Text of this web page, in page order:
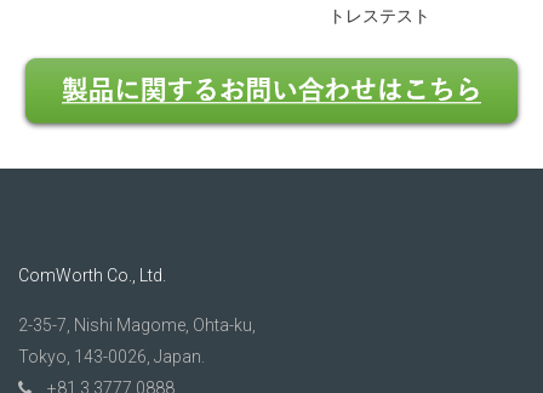
トレステスト
ComWorth Co., Ltd.
2-35-7, Nishi Magome, Ohta-ku,
Tokyo, 143-0026, Japan.
+81 3 3777 0888